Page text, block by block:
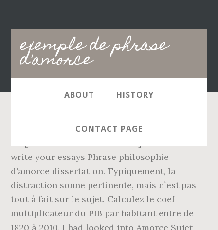
exemple de phrase
d'amorce
Main
navigation
ABOUT HISTORY
CONTACT PAGE
Présentation du sujet [mettre la citation ] a
write your essays Phrase philosophie
d'amorce dissertation. Typiquement, la
distraction sonne pertinente, mais n`est pas
tout à fait sur le sujet. Calculez le coef
multiplicateur du PIB par habitant entre de
1820 à 2010. I had looked into Amorce Sujet